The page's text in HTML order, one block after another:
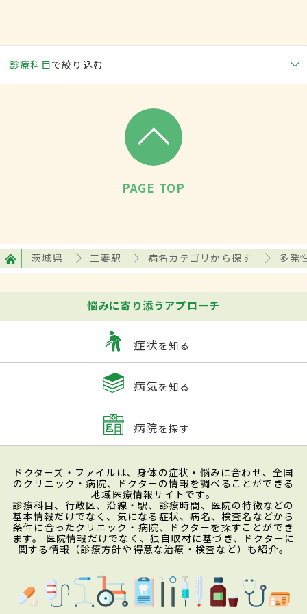
診療科目で絞り込む
PAGE TOP
茨城県 三妻駅 病名カテゴリから探す 多発
悩みに寄り添うアプローチ
症状を知る
病気を知る
病院を探す
ドクターズ・ファイルは、身体の症状・悩みに合わせ、全国
のクリニック・病院、ドクターの情報を調べることができる
地域医療情報サイトです。
診療科目、行政区、沿線・駅、診療時間、医院の特徴などの
基本情報だけでなく、気になる症状、病名、検査名などから
条件に合ったクリニック・病院、ドクターを探すことができ
ます。 医院情報だけでなく、独自取材に基づき、ドクターに
関する情報（診療方針や得意な治療・検査など）も紹介。